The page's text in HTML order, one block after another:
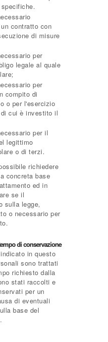
contratto con
di misure
per
legale al quale
per
compito di
o per l'esercizio
cui è investito il
per il
legittimo
o di terzi.
richiedere
concreta base
ed in
se il
sulla legge,
o necessario per
di conservazione
in questo
sono trattati
richiesto dalla
stati raccolti e
per un
di eventuali
base del